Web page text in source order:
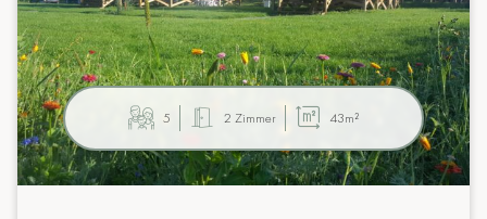
5 2 Zimmer 43m²